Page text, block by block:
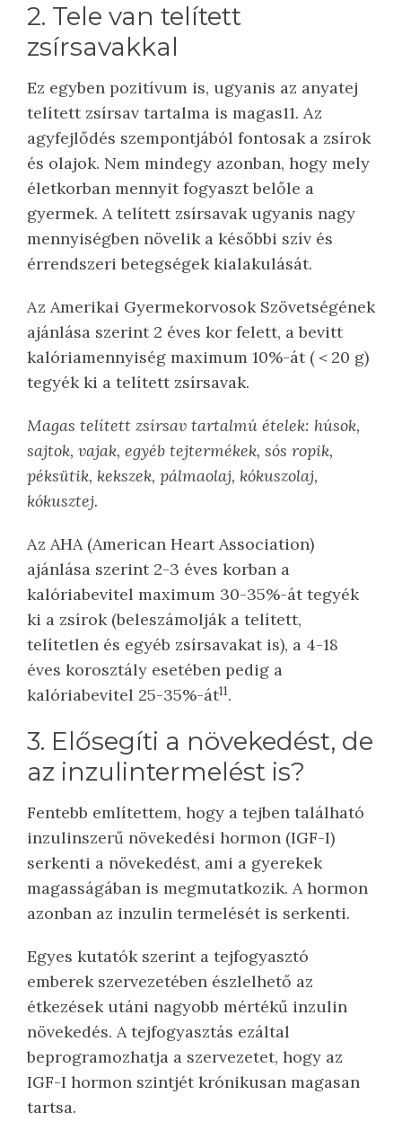
2. Tele van telített
zsírsavakkal
Ez egyben pozitívum is, ugyanis az anyatej
telített zsírsav tartalma is magas11. Az
agyfejlődés szempontjából fontosak a zsírok
és olajok. Nem mindegy azonban, hogy mely
életkorban mennyit fogyaszt belőle a
gyermek. A telített zsírsavak ugyanis nagy
mennyiségben növelik a későbbi szív és
érrendszeri betegségek kialakulását.
Az Amerikai Gyermekorvosok Szövetségének
ajánlása szerint 2 éves kor felett, a bevitt
kalóriamennyiség maximum 10%-át (＜20 g)
tegyék ki a telített zsírsavak.
Magas telített zsírsav tartalmú ételek: húsok,
sajtok, vajak, egyéb tejtermékek, sós ropik,
péksütik, kekszek, pálmaolaj, kókuszolaj,
kókusztej.
Az AHA (American Heart Association)
ajánlása szerint 2-3 éves korban a
kalóriabevitel maximum 30-35%-át tegyék
ki a zsírok (beleszámolják a telített,
telítetlen és egyéb zsírsavakat is), a 4-18
éves korosztály esetében pedig a
kalóriabevitel 25-35%-át11.
3. Elősegíti a növekedést, de
az inzulintermelést is?
Fentebb említettem, hogy a tejben található
inzulinszerű növekedési hormon (IGF-I)
serkenti a növekedést, ami a gyerekek
magasságában is megmutatkozik. A hormon
azonban az inzulin termelését is serkenti.
Egyes kutatók szerint a tejfogyasztó
emberek szervezetében észlelhető az
étkezések utáni nagyobb mértékű inzulin
növekedés. A tejfogyasztás ezáltal
beprogramozhatja a szervezetet, hogy az
IGF-I hormon szintjét krónikusan magasan
tartsa.